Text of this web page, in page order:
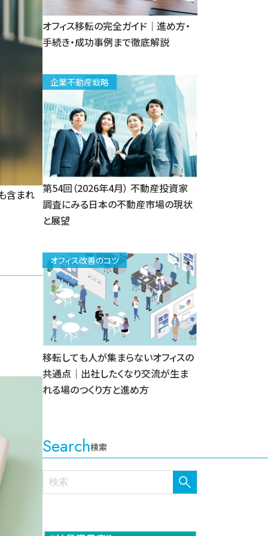
含まれ
オフィス移転の完全ガイド｜進め方・
手続き・成功事例まで徹底解説
企業不動産戦略
第54回（2026年4月） 不動産投資家
調査にみる日本の不動産市場の現状
と展望
オフィス改善のコツ
移転しても人が集まらないオフィスの
共通点｜出社したくなり交流が生ま
れる場のつくり方と進め方
Search検索